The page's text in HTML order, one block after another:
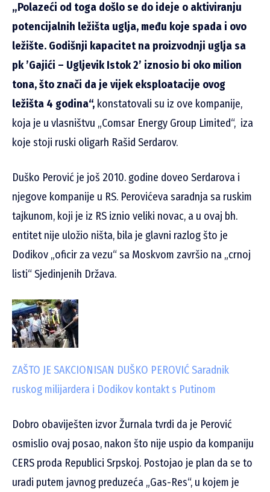
„Polazeći od toga došlo se do ideje o aktiviranju
potencijalnih ležišta uglja, među koje spada i ovo
ležište. Godišnji kapacitet na proizvodnji uglja sa
pk ’Gajići – Ugljevik Istok 2’ iznosio bi oko milion
tona, što znači da je vijek eksploatacije ovog
ležišta 4 godina“, konstatovali su iz ove kompanije,
koja je u vlasništvu „Comsar Energy Group Limited“, iza
koje stoji ruski oligarh Rašid Serdarov.
Duško Perović je još 2010. godine doveo Serdarova i
njegove kompanije u RS. Perovićeva saradnja sa ruskim
tajkunom, koji je iz RS iznio veliki novac, a u ovaj bh.
entitet nije uložio ništa, bila je glavni razlog što je
Dodikov „oficir za vezu“ sa Moskvom završio na „crnoj
listi“ Sjedinjenih Država.
ZAŠTO JE SAKCIONISAN DUŠKO PEROVIĆSaradnik
ruskog milijardera i Dodikov kontakt s Putinom
Dobro obaviješten izvor Žurnala tvrdi da je Perović
osmislio ovaj posao, nakon što nije uspio da kompaniju
CERS proda Republici Srpskoj. Postojao je plan da se to
uradi putem javnog preduzeća „Gas-Res“, u kojem je